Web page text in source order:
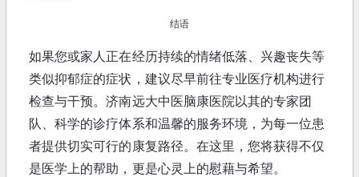
结语
如果您或家人正在经历持续的情绪低落、兴趣丧失等
类似抑郁症的症状，建议尽早前往专业医疗机构进行
检查与干预。济南远大中医脑康医院以其的专家团
队、科学的诊疗体系和温馨的服务环境，为每一位患
者提供切实可行的康复路径。在这里，您将获得不仅
是医学上的帮助，更是心灵上的慰藉与希望。